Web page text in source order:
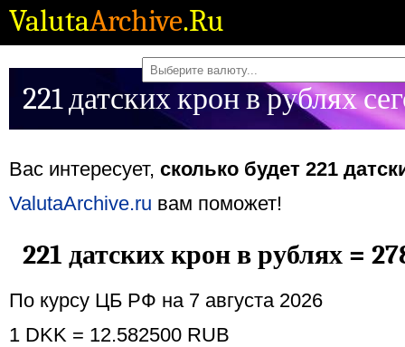
ValutaArchive.Ru
221 датских крон в рублях
Вас интересует, сколько будет 221
ValutaArchive.ru вам поможет!
221 датских крон в рублях =
По курсу ЦБ РФ на 7 августа 2026
1 DKK = 12.582500 RUB